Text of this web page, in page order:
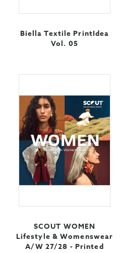
Biella Textile PrintIdea
Vol. 05
SCOUT WOMEN
Lifestyle & Womenswear
A/W 27/28 - Printed